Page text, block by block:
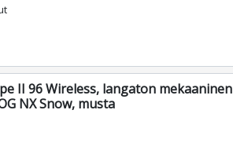
II 96 Wireless, langaton mekaaninen
NX Snow, musta